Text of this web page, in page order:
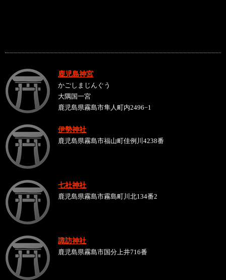
鹿児島神宮
かごしまじんぐう
大隅国一宮
鹿児島県霧島市隼人町内2496−1
伊勢神社
鹿児島県霧島市福山町佳例川4238番
七社神社
鹿児島県霧島市霧島町川北134番2
諏訪神社
鹿児島県霧島市国分上井716番